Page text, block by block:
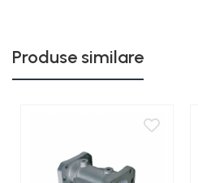
Produse similare